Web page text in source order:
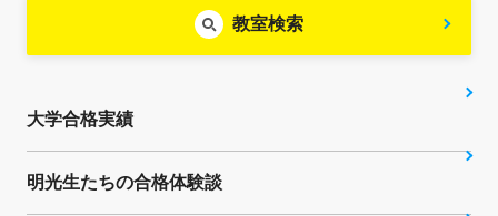
教室検索
大学合格実績
明光生たちの合格体験談